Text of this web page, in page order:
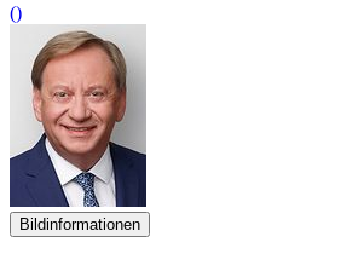
()
Bildinformationen